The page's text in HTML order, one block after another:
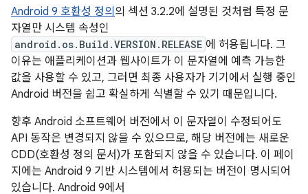
Android 9 호환성 정의 의 섹션 3.2.2에 설명된 것처럼 특정 문
자열만 시스템 속성인
android.os.Build.VERSION.RELEASE 에 허용됩니다. 그
이유는 애플리케이션과 웹사이트가 이 문자열에 예측 가능한
값을 사용할 수 있고, 그러면 최종 사용자가 기기에서 실행 중인
Android 버전을 쉽고 확실하게 식별할 수 있기 때문입니다.
향후 Android 소프트웨어 버전에서 이 문자열이 수정되어도
API 동작은 변경되지 않을 수 있으므로, 해당 버전에는 새로운
CDD(호환성 정의 문서)가 포함되지 않을 수 있습니다. 이 페이
지에는 Android 9 기반 시스템에서 허용되는 버전이 명시되어
있습니다. Android 9에서